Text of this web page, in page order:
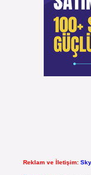
Reklam ve İletişim: